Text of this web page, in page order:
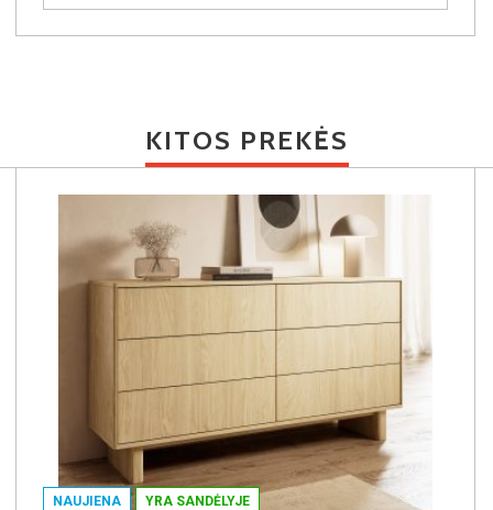
KITOS PREKĖS
NAUJIENA YRA SANDĖLYJE